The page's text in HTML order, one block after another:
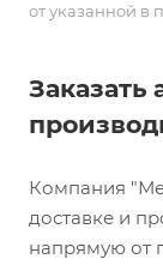
от указанной в
Заказать
Компания
доставке и
напрямую от